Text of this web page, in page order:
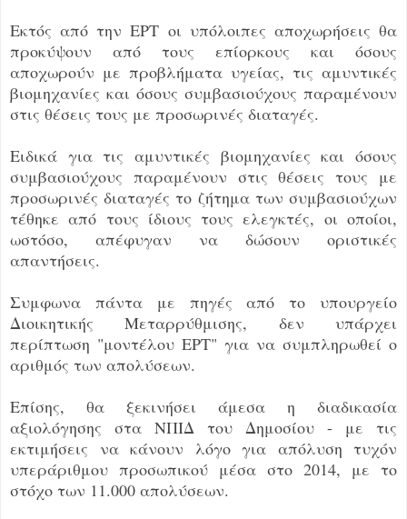
Εκτός από την ΕΡΤ οι υπόλοιπες αποχωρήσεις θα
προκύψουν από τους επίορκους και όσους
αποχωρούν με προβλήματα υγείας, τις αμυντικές
βιομηχανίες και όσους συμβασιούχους παραμένουν
στις θέσεις τους με προσωρινές διαταγές.
Ειδικά για τις αμυντικές βιομηχανίες και όσους
συμβασιούχους παραμένουν στις θέσεις τους με
προσωρινές διαταγές το ζήτημα των συμβασιούχων
τέθηκε από τους ίδιους τους ελεγκτές, οι οποίοι,
ωστόσο, απέφυγαν να δώσουν οριστικές
απαντήσεις.
Συμφωνα πάντα με πηγές από το υπουργείο
Διοικητικής Μεταρρύθμισης, δεν υπάρχει
περίπτωση "μοντέλου ΕΡΤ" για να συμπληρωθεί ο
αριθμός των απολύσεων.
Επίσης, θα ξεκινήσει άμεσα η διαδικασία
αξιολόγησης στα ΝΠΙΔ του Δημοσίου - με τις
εκτιμήσεις να κάνουν λόγο για απόλυση τυχόν
υπεράριθμου προσωπικού μέσα στο 2014, με το
στόχο των 11.000 απολύσεων.